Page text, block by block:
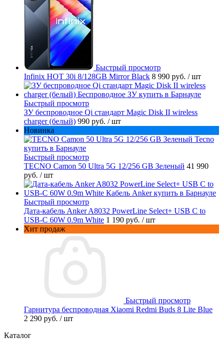
Быстрый просмотр
Infinix HOT 30i 8/128GB Mirror Black 8 990 руб. / шт
Быстрый просмотр
ЗУ беспроводное Qi стандарт Magic Disk II wireless
charger (белый) 990 руб. / шт
Новинка
Быстрый просмотр
TECNO Camon 50 Ultra 5G 12/256 GB Зеленый 41 990
руб. / шт
Быстрый просмотр
Дата-кабель Anker A8032 PowerLine Select+ USB C to
USB-C 60W 0.9m White 1 190 руб. / шт
Хит продаж
Быстрый просмотр
Гарнитура беспроводная Xiaomi Redmi Buds 8 Lite Blue
2 290 руб. / шт
Каталог